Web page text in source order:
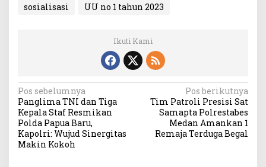
sosialisasi
UU no 1 tahun 2023
Ikuti Kami
N
a
v
i
Pos sebelumnya
Panglima TNI dan Tiga
Kepala Staf Resmikan
Polda Papua Baru,
Kapolri: Wujud Sinergitas
Makin Kokoh
Pos berikutnya
Tim Patroli Presisi Sat
Samapta Polrestabes
Medan Amankan 1
Remaja Terduga Begal